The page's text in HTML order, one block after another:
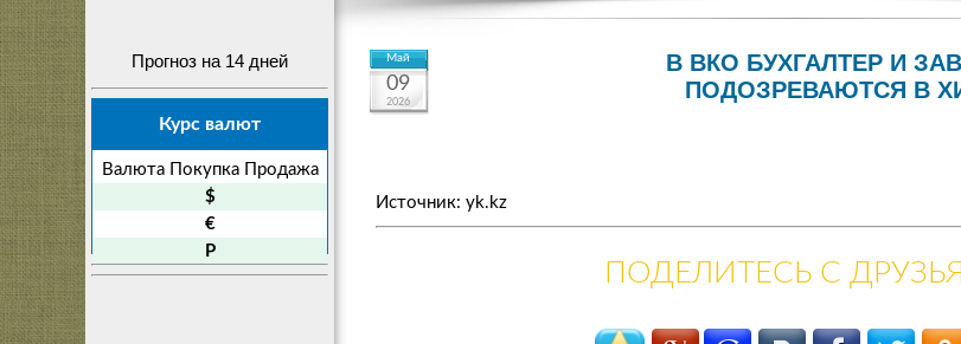
Прогноз на 14 дней
Курс валют
Валюта Покупка
Продажа
$
€
P
Май
09
2026
В ВКО БУХГАЛТЕР И
ПОДОЗРЕВАЮТСЯ В
Источник: yk.kz
ПОДЕЛИТЕСЬ С